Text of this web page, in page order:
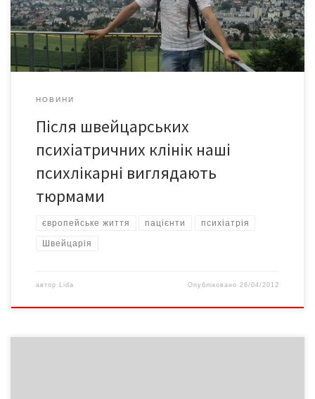
місяців у психіатричній клініці. З ним – розмова по відмінності
європейського життя […]
НОВИНИ
Після швейцарських
психіатричних клінік наші
психлікарні виглядають
тюрмами
європейське життя пацієнти психіатрія
Швейцарія
автор Lida Опубліковано26/04/2012